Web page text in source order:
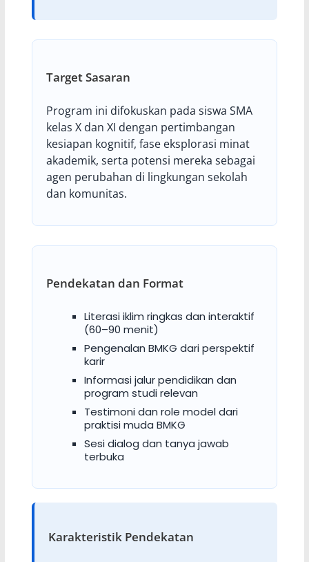
Target Sasaran
Program ini difokuskan pada siswa SMA
kelas X dan XI dengan pertimbangan
kesiapan kognitif, fase eksplorasi minat
akademik, serta potensi mereka sebagai
agen perubahan di lingkungan sekolah
dan komunitas.
Pendekatan dan Format
Literasi iklim ringkas dan interaktif
(60–90 menit)
Pengenalan BMKG dari perspektif
karir
Informasi jalur pendidikan dan
program studi relevan
Testimoni dan role model dari
praktisi muda BMKG
Sesi dialog dan tanya jawab
terbuka
Karakteristik Pendekatan